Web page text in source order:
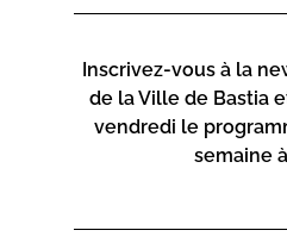
Inscrivez-vous à la
de la Ville de Bastia
vendredi le
semaine